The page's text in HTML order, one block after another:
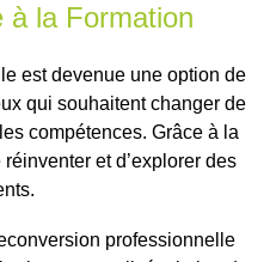
à la Formation
est devenue une option de
qui souhaitent changer de
compétences. Grâce à la
et d’explorer des
professionnelle